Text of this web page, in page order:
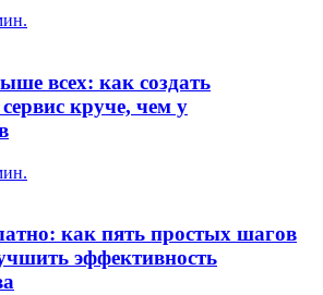
всех: как создать
круче, чем у
как пять простых шагов
эффективность